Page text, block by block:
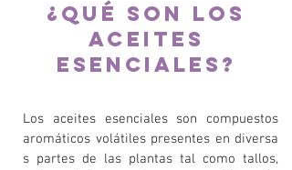
¿QUÉ son los
aceites
esenciales?
Los aceites esenciales son compuestos
aromáticos volátiles presentes en diversa
s partes de las plantas tal como tallos,